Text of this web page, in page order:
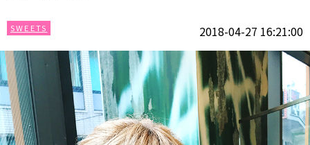
SWEETS 2018-04-27 16:21:00